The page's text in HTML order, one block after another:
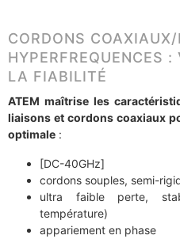
CORDONS
HYPERFREQUENCES
LA FIABILITÉ
ATEM maîtrise les
liaisons et cordons coaxiaux
optimale :
[DC-40GHz]
cordons souples, semi-
ultra faible perte,
température)
appariement en phase